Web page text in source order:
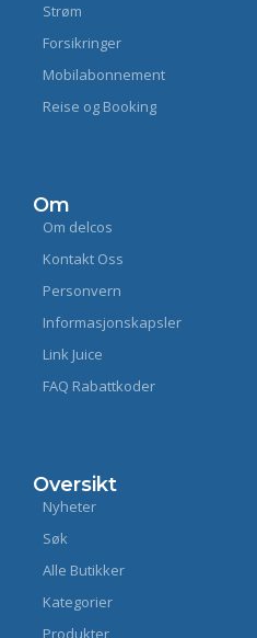
Strøm
Forsikringer
Mobilabonnement
Reise og Booking
Om
Om delcos
Kontakt Oss
Personvern
Informasjonskapsler
Link Juice
FAQ Rabattkoder
Oversikt
Nyheter
Søk
Alle Butikker
Kategorier
Produkter